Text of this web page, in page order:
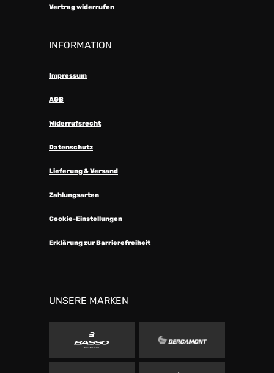
Vertrag widerrufen
INFORMATION
Impressum
AGB
Widerrufsrecht
Datenschutz
Lieferung & Versand
Zahlungsarten
Cookie-Einstellungen
Erklärung zur Barrierefreiheit
UNSERE MARKEN